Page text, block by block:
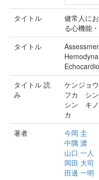
タイトル
健常人に
る心機能
タイトル
タイトル 読
み
ケンジ
フカ シ
シン キ
カ
著者
今岡 圭
中隅 濃
山口 一人
岡田 大司
田邊 一明